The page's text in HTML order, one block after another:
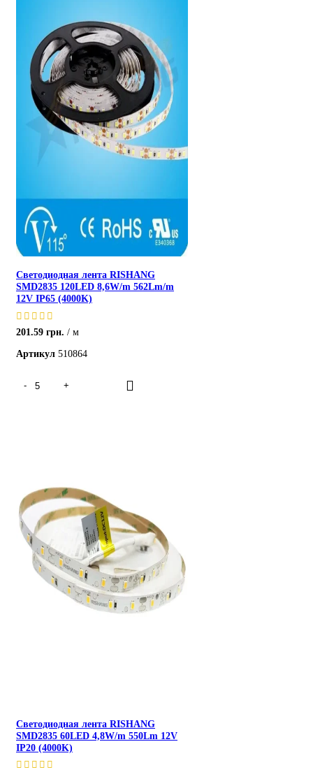
Светодиодная лента RISHANG
SMD2835 120LED 8,6W/m 562Lm/m
12V IP65 (4000K)
201.59 грн.
м
Артикул 510864
Светодиодная лента RISHANG
SMD2835 60LED 4,8W/m 550Lm 12V
IP20 (4000K)